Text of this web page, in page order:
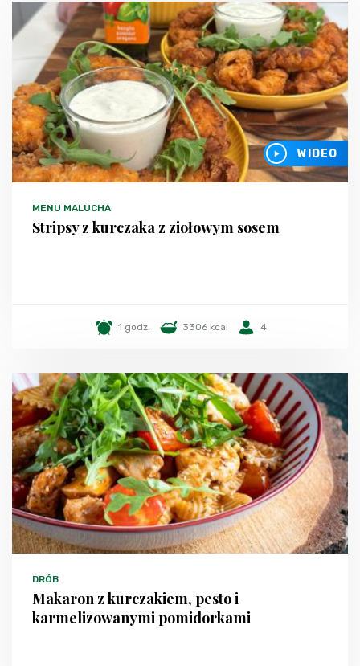
WIDEO
MENU MALUCHA
Stripsy z kurczaka z ziołowym sosem
1 godz. 3306 kcal 4
DRÓB
Makaron z kurczakiem, pesto i
karmelizowanymi pomidorkami